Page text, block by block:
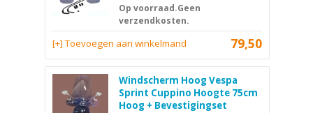
Op voorraad.Geen
verzendkosten.
79,50
[+] Toevoegen aan winkelmand
Windscherm Hoog Vespa
Sprint Cuppino Hoogte 75cm
Hoog + Bevestigingset